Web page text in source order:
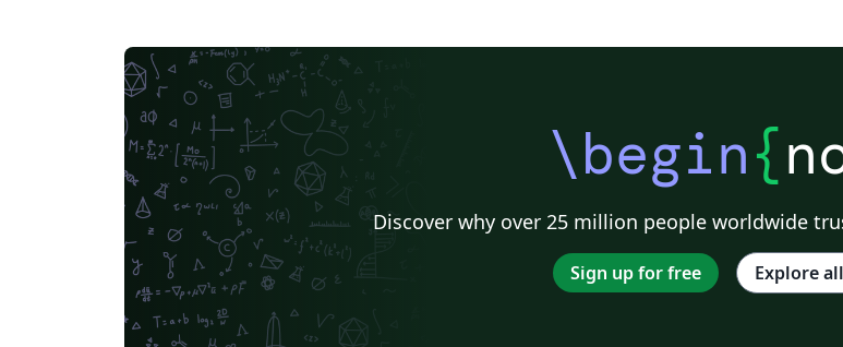
\begin{
Discover why over 25 million people worldwide
Sign up for free Explore